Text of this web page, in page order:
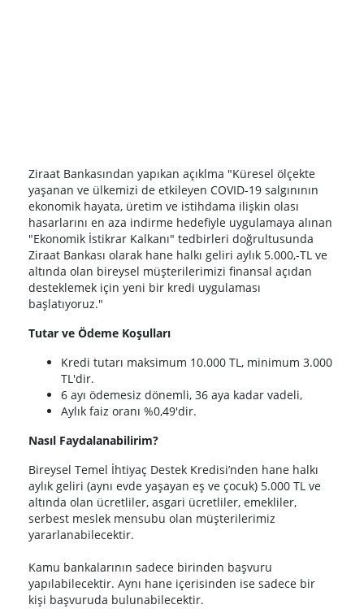
Ziraat Bankasından yapıkan açıklma "Küresel ölçekte
yaşanan ve ülkemizi de etkileyen COVID-19 salgınının
ekonomik hayata, üretim ve istihdama ilişkin olası
hasarlarını en aza indirme hedefiyle uygulamaya alınan
"Ekonomik İstikrar Kalkanı" tedbirleri doğrultusunda
Ziraat Bankası olarak hane halkı geliri aylık 5.000,-TL ve
altında olan bireysel müşterilerimizi finansal açıdan
desteklemek için yeni bir kredi uygulaması
başlatıyoruz."
Tutar ve Ödeme Koşulları
Kredi tutarı maksimum 10.000 TL, minimum 3.000
TL'dir.
6 ayı ödemesiz dönemli, 36 aya kadar vadeli,
Aylık faiz oranı %0,49'dir.
Nasıl Faydalanabilirim?
Bireysel Temel İhtiyaç Destek Kredisi’nden hane halkı
aylık geliri (aynı evde yaşayan eş ve çocuk) 5.000 TL ve
altında olan ücretliler, asgari ücretliler, emekliler,
serbest meslek mensubu olan müşterilerimiz
yararlanabilecektir.
Kamu bankalarının sadece birinden başvuru
yapılabilecektir. Aynı hane içerisinden ise sadece bir
kişi başvuruda bulunabilecektir.